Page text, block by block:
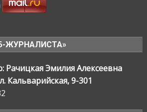
ЖУРНАЛИСТА»
Рачицкая Эмилия Алексеевна
Кальварийская, 9-301